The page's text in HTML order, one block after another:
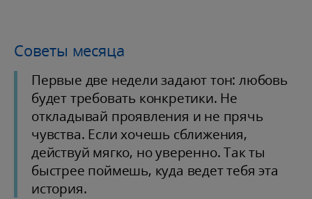
Советы месяца
Первые две недели задают тон: любовь
будет требовать конкретики. Не
откладывай проявления и не прячь
чувства. Если хочешь сближения,
действуй мягко, но уверенно. Так ты
быстрее поймешь, куда ведет тебя эта
история.